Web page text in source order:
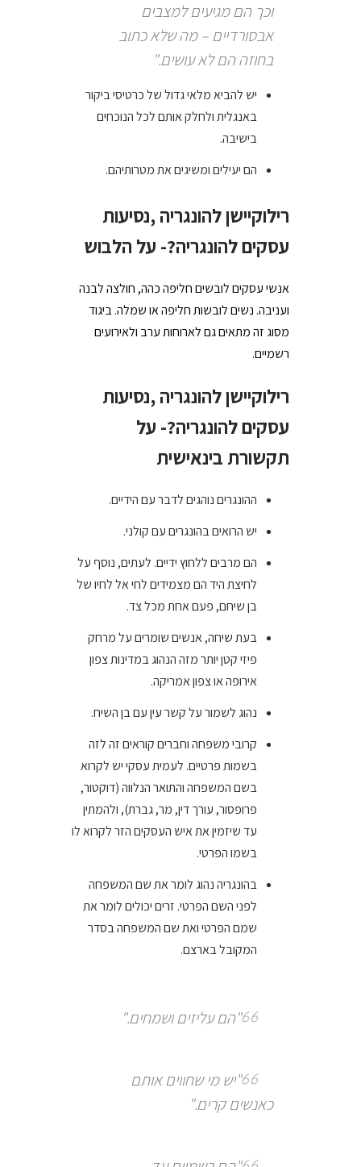
וכך הם מגיעים למצבים
אבסורדיים – מה שלא כתוב
בחוזה הם לא עושים."
יש להביא מלאי גדול של כרטיסי ביקור
באנגלית ולחלק אותם לכל הנוכחים
בישיבה.
הם יעילים ומשיגים את מטרותיהם.
רילוקיישן להונגריה ,נסיעות
עסקים להונגריה?- על הלבוש
אנשי עסקים לובשים חליפה כהה, חולצה לבנה
ועניבה. נשים לובשות חליפה או שמלה. ביגוד
מסוג זה מתאים גם לארוחות ערב ולאירועים
רשמיים.
רילוקיישן להונגריה ,נסיעות
עסקים להונגריה?- על
תקשורת בינאישית
ההונגרים נוהגים לדבר עם הידיים.
יש הרואים בהונגרים עם קולני.
הם מרבים ללחוץ ידיים. לעתים, נוסף על
לחיצת היד הם מצמידים לחי אל לחיו של
בן שיחם, פעם אחת מכל צד.
בעת שיחה, אנשים שומרים על מרחק
פיזי קטן יותר מזה הנהוג במדינות צפון
אירופה או צפון אמריקה.
נהוג לשמור על קשר עין עם בן השיח.
קרובי משפחה וחברים קוראים זה לזה
בשמות פרטיים. לעמית עסקי יש לקרוא
בשם המשפחה והתואר הנלווה (דוקטור,
פרופסור, עורך דין, מר, גברת), ולהמתין
עד שיזמין את איש העסקים הזר לקרוא לו
בשמו הפרטי.
בהונגריה נהוג לומר את שם המשפחה
לפני השם הפרטי. זרים יכולים לומר את
שמם הפרטי ואת שם המשפחה בסדר
המקובל בארצם.
"הם עליזים ושמחים."
"יש מי שחווים אותם
כאנשים קרים."